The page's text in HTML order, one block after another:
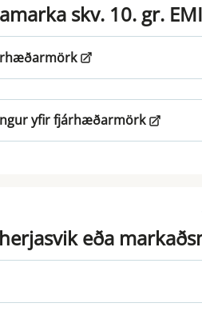
skv. 10. gr.
yfir fjárhæðarmörk
eða